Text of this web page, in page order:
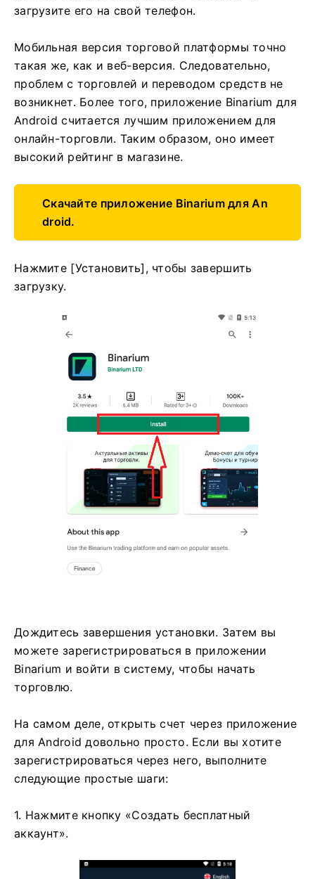
загрузите его на свой телефон.
Мобильная версия торговой платформы точно
такая же, как и веб-версия. Следовательно,
проблем с торговлей и переводом средств не
возникнет. Более того, приложение Binarium для
Android считается лучшим приложением для
онлайн-торговли. Таким образом, оно имеет
высокий рейтинг в магазине.
Скачайте приложение Binarium для An
droid.
Нажмите [Установить], чтобы завершить
загрузку.
Дождитесь завершения установки. Затем вы
можете зарегистрироваться в приложении
Binarium и войти в систему, чтобы начать
торговлю.
На самом деле, открыть счет через приложение
для Android довольно просто. Если вы хотите
зарегистрироваться через него, выполните
следующие простые шаги:
1. Нажмите кнопку «Создать бесплатный
аккаунт».